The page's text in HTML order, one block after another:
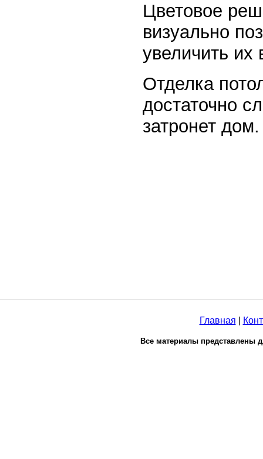
Цветовое
визуально
увеличить их
Отделка
достаточно
затронет дом.
Главная
Все материалы представлены